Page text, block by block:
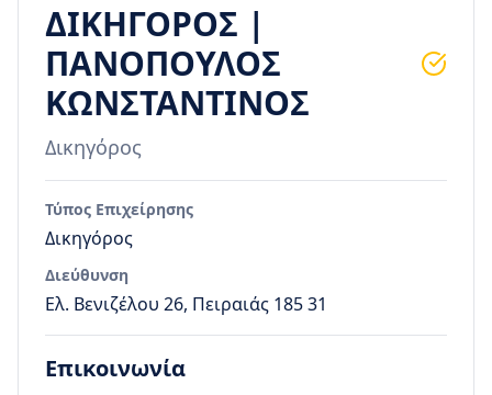
ΔΙΚΗΓΟΡΟΣ |
ΠΑΝΟΠΟΥΛΟΣ
ΚΩΝΣΤΑΝΤΙΝΟΣ
Δικηγόρος
Τύπος Επιχείρησης
Δικηγόρος
Διεύθυνση
Ελ. Βενιζέλου 26, Πειραιάς 185 31
Επικοινωνία